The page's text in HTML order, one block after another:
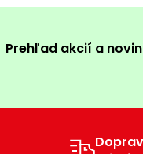
Prehľad akcií a